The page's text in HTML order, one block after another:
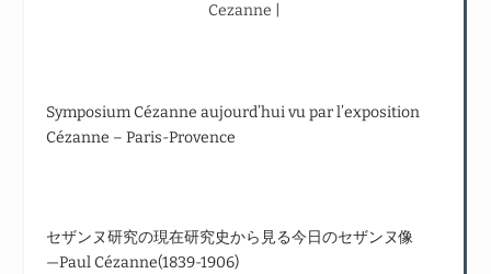
Cezanne
Symposium Cézanne aujourd’hui vu par l’exposition
Cézanne – Paris-Provence
セザンヌ研究の現在研究史から見る今日のセザンヌ像
―Paul Cézanne(1839-1906)